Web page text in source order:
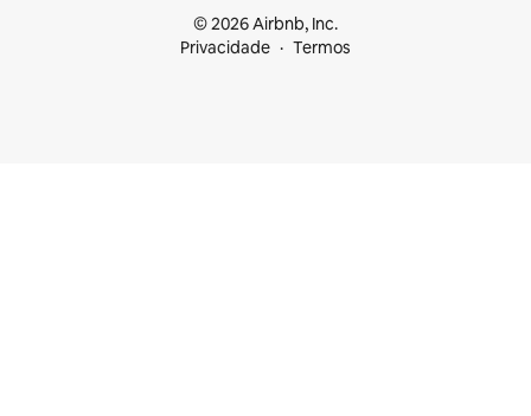
© 2026 Airbnb, Inc.
Privacidade
Termos